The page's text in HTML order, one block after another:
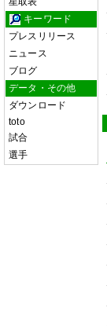
キーワード
プレスリリース
ニュース
ブログ
データ・その他
ダウンロード
toto
試合
選手